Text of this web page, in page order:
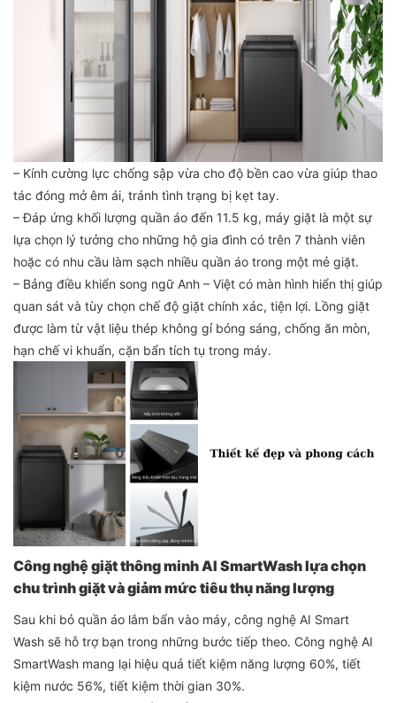
– Kính cường lực chống sập vừa cho độ bền cao vừa giúp thao
tác đóng mở êm ái, tránh tình trạng bị kẹt tay.
– Đáp ứng khối lượng quần áo đến 11.5 kg, máy giặt là một sự
lựa chọn lý tưởng cho những hộ gia đình có trên 7 thành viên
hoặc có nhu cầu làm sạch nhiều quần áo trong một mẻ giặt.
– Bảng điều khiển song ngữ Anh – Việt có màn hình hiển thị giúp
quan sát và tùy chọn chế độ giặt chính xác, tiện lợi. Lồng giặt
được làm từ vật liệu thép không gỉ bóng sáng, chống ăn mòn,
hạn chế vi khuẩn, cặn bẩn tích tụ trong máy.
Công nghệ giặt thông minh AI SmartWash lựa chọn
chu trình giặt và giảm mức tiêu thụ năng lượng
Sau khi bỏ quần áo lắm bẩn vào máy, công nghệ AI Smart
Wash sẽ hỗ trợ bạn trong những bước tiếp theo. Công nghệ AI
SmartWash mang lại hiệu quả tiết kiệm năng lượng 60%, tiết
kiệm nước 56%, tiết kiệm thời gian 30%.